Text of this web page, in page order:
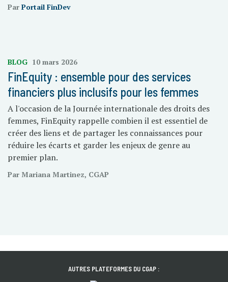
Par Portail FinDev
BLOG 10 mars 2026
FinEquity : ensemble pour des services
financiers plus inclusifs pour les femmes
A l'occasion de la Journée internationale des droits des
femmes, FinEquity rappelle combien il est essentiel de
créer des liens et de partager les connaissances pour
réduire les écarts et garder les enjeux de genre au
premier plan.
Par Mariana Martinez, CGAP
AUTRES PLATEFORMES DU CGAP :